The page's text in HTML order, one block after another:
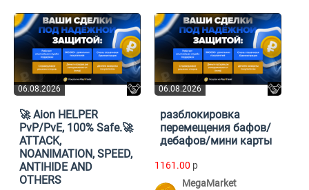
06.08.2026
🚀 Aion HELPER
PvP/PvE, 100% Safe.🚀
ATTACK,
NOANIMATION, SPEED,
ANTIHIDE AND
OTHERS
06.08.2026
разблокировка
перемещения бафов/
дебафов/мини карты
1161.00 p
MegaMarket